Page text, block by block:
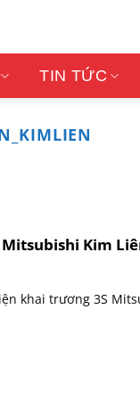
TIN TỨC
Kim
khai trương 3S